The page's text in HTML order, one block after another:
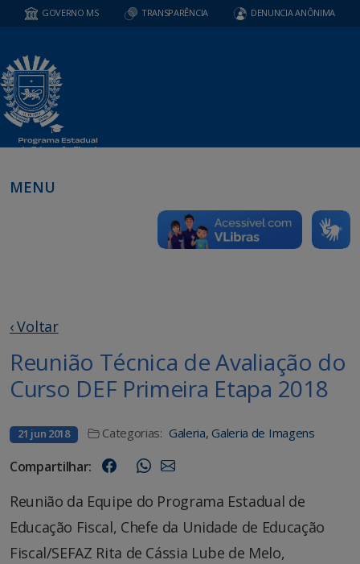
GOVERNO MS TRANSPARÊNCIA DENUNCIA ANÔNIMA
MENU
‹ Voltar
Reunião Técnica de Avaliação do
Curso DEF Primeira Etapa 2018
21 jun 2018 Categorias: Galeria, Galeria de Imagens
Compartilhar:
Reunião da Equipe do Programa Estadual de
Educação Fiscal, Chefe da Unidade de Educação
Fiscal/SEFAZ Rita de Cássia Lube de Melo,